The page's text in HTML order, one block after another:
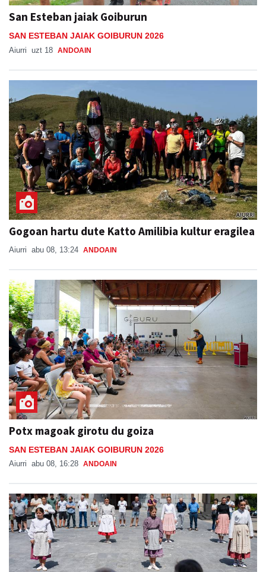
San Esteban jaiak Goiburun
SAN ESTEBAN JAIAK GOIBURUN 2026
Aiurri uzt 18 ANDOAIN
Gogoan hartu dute Katto Amilibia kultur eragilea
Aiurri abu 08, 13:24 ANDOAIN
Potx magoak girotu du goiza
SAN ESTEBAN JAIAK GOIBURUN 2026
Aiurri abu 08, 16:28 ANDOAIN